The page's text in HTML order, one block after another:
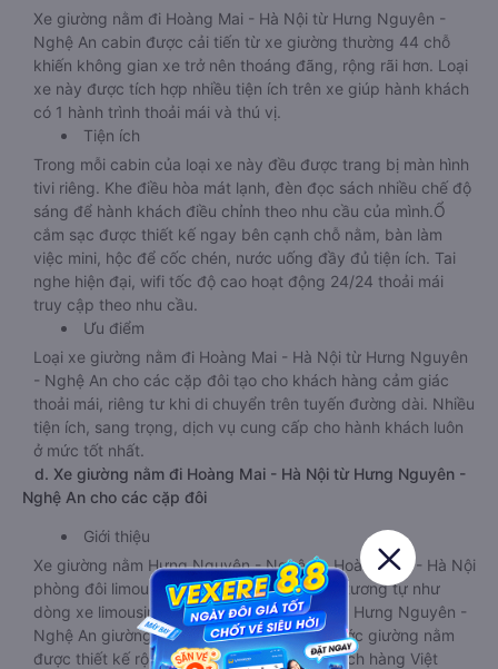
Xe giường nằm đi Hoàng Mai - Hà Nội từ Hưng Nguyên -
Nghệ An cabin được cải tiến từ xe giường thường 44 chỗ
khiến không gian xe trở nên thoáng đãng, rộng rãi hơn. Loại
xe này được tích hợp nhiều tiện ích trên xe giúp hành khách
có 1 hành trình thoải mái và thú vị.
Tiện ích
Trong mỗi cabin của loại xe này đều được trang bị màn hình
tivi riêng. Khe điều hòa mát lạnh, đèn đọc sách nhiều chế độ
sáng để hành khách điều chỉnh theo nhu cầu của mình.Ổ
cắm sạc được thiết kế ngay bên cạnh chỗ nằm, bàn làm
việc mini, hộc để cốc chén, nước uống đầy đủ tiện ích. Tai
nghe hiện đại, wifi tốc độ cao hoạt động 24/24 thoải mái
truy cập theo nhu cầu.
Ưu điểm
Loại xe giường nằm đi Hoàng Mai - Hà Nội từ Hưng Nguyên
- Nghệ An cho các cặp đôi tạo cho khách hàng cảm giác
thoải mái, riêng tư khi di chuyển trên tuyến đường dài. Nhiều
tiện ích, sang trọng, dịch vụ cung cấp cho hành khách luôn
ở mức tốt nhất.
d. Xe giường nằm đi Hoàng Mai - Hà Nội từ Hưng Nguyên -
Nghệ An cho các cặp đôi
Giới thiệu
Xe giường nằm Hưng Nguyên - Nghệ An Hoàng Mai - Hà Nội
phòng đôi limousine là dòng xe có thiết kế tương tự như
dòng xe limousine đi Hoàng Mai - Hà Nội từ Hưng Nguyên -
Nghệ An giường phòng. Tuy nhiên kích thước giường nằm
được thiết kế rộng hơn, phù hợp với cả khách hàng Việt